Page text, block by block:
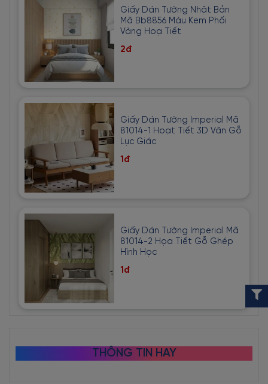
Giấy Dán Tường Nhật Bản
Mã Bb8856 Màu Kem Phối
Vàng Hoạ Tiết
2đ
Giấy Dán Tường Imperial Mã
81014-1 Hoạt Tiết 3D Vân Gỗ
Lục Giác
1đ
Giấy Dán Tường Imperial Mã
81014-2 Họa Tiết Gỗ Ghép
Hình Học
1đ
THÔNG TIN HAY